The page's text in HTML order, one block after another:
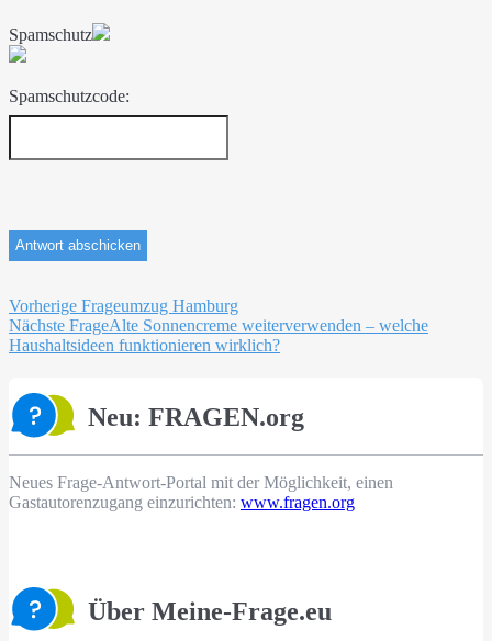
Spamschutz
Spamschutzcode:
Beitragsnavigation
Vorherige Frageumzug Hamburg
Nächste FrageAlte Sonnencreme weiterverwenden – welche
Haushaltsideen funktionieren wirklich?
Neu: FRAGEN.org
Neues Frage-Antwort-Portal mit der Möglichkeit, einen
Gastautorenzugang einzurichten: www.fragen.org
Über Meine-Frage.eu